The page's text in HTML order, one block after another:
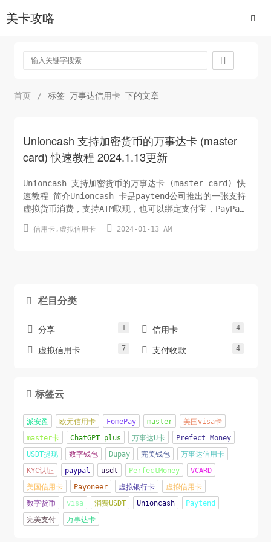
美卡攻略

首页 / 标签 万事达信用卡 下的文章
Unioncash 支持加密货币的万事达卡 (master
card) 快速教程 2024.1.13更新
Unioncash 支持加密货币的万事达卡 (master card) 快
速教程 简介Unioncash 卡是paytend公司推出的一张支持
虚拟货币消费，支持ATM取现，也可以绑定支付宝，PayPal
创办的一家银行！其可申请虚拟信用卡和实体卡！
 信用卡, 虚拟信用卡  2024-01-13 AM
 栏目分类
 分享 1  信用卡 4
 虚拟信用卡 7  支付收款 4
 标签云
派安盈 欧元信用卡 FomePay master
美国visa卡
master卡
ChatGPT plus 万事达U卡
Prefect Money
USDT提现
数字钱包 Dupay 完美钱包
万事达信用卡
KYC认证
paypal usdt PerfectMoney
VCARD
美国信用卡
Payoneer 虚拟银行卡
虚拟信用卡
数字货币
visa 消费USDT Unioncash
Paytend
完美支付
万事达卡